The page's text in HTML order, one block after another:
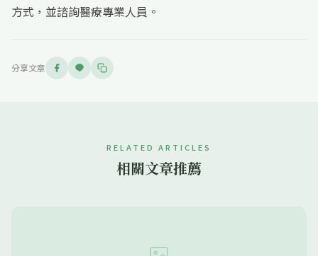
方式，並諮詢醫療專業人員。
分享文章
RELATED ARTICLES
相關文章推薦